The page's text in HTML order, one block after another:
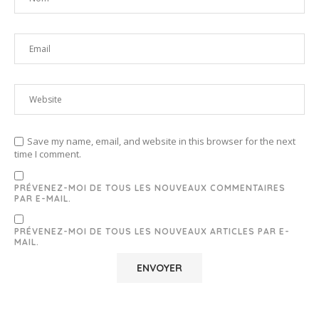
Save my name, email, and website in this browser for the next
time I comment.
PRÉVENEZ-MOI DE TOUS LES NOUVEAUX COMMENTAIRES
PAR E-MAIL.
PRÉVENEZ-MOI DE TOUS LES NOUVEAUX ARTICLES PAR E-
MAIL.